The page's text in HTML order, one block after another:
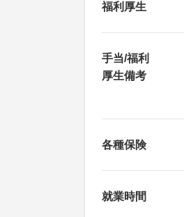
福利厚生
手当/福利
厚生備考
各種保険
就業時間